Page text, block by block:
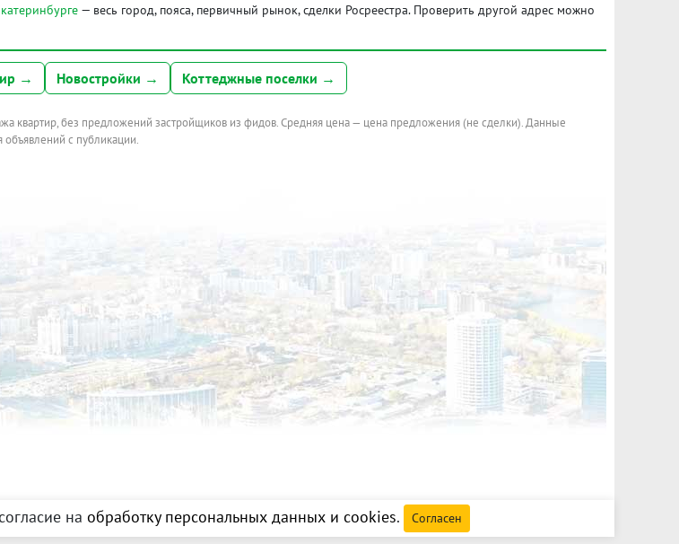
— весь город, пояса, первичный рынок, сделки Росреестра. Проверить другой адрес можно
→ Новостройки → Коттеджные поселки →
квартир, без предложений застройщиков из фидов. Средняя цена — цена предложения (не сделки). Данные
объявлений с публикации.
на обработку персональных данных и cookies. Согласен